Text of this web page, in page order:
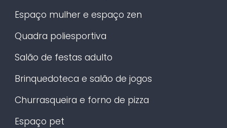
Espaço mulher e espaço zen
Quadra poliesportiva
Salão de festas adulto
Brinquedoteca e salão de jogos
Churrasqueira e forno de pizza
Espaço pet